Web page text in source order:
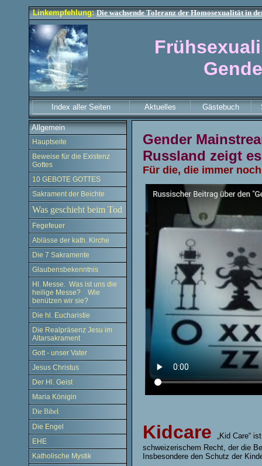
Linkempfehlung: Die wachsende Toleranz der Homosexualität in
Index aller Seiten Aktuelles Gästebuch
Allgemein
Hauptseite
Beweise für die Existenz
Gottes
10 GEBOTE GOTTES
Sakrament der Beichte
Was geschieht beim Tod
Fegefeuer
Ablässe der kath. Kirche
Die 7 Sakramente
Glaubensbekenntnis
Hl. Messe. Was ist uns die
heilige Messe? Wie
benützen wir sie?
Die hl. Eucharistie
Die Realpräsenz Jesu im
Altarsakrament
Gott - unser Vater
Jesus Christus
Der Hl. Geist
Maria Königin
Die Bibel
Die Engel
EHE
Katholische Mystik
Gender
Russland zeigt
Für die, die immer
Kidcare
„Kid Care“
schweizerischem Recht, der die
Insbesondere den Schutz der